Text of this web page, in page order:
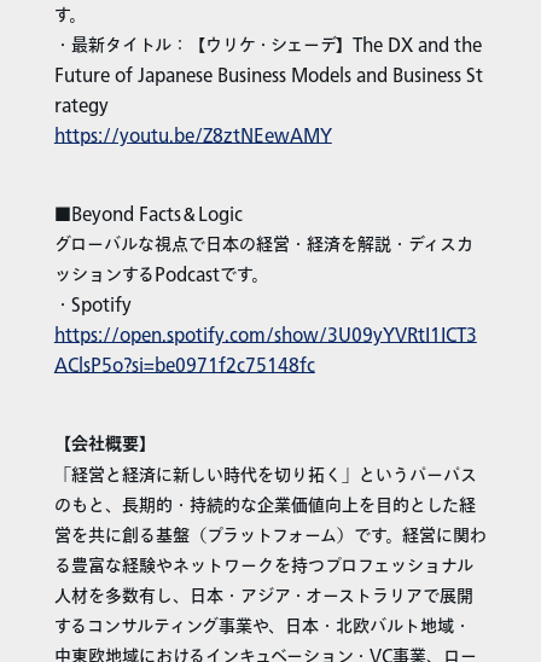
す。
・最新タイトル：【ウリケ・シェーデ】The DX and the
Future of Japanese Business Models and Business St
rategy
https://youtu.be/Z8ztNEewAMY
■Beyond Facts＆Logic
グローバルな視点で日本の経営・経済を解説・ディスカ
ッションするPodcastです。
・Spotify
https://open.spotify.com/show/3U09yYVRtI1ICT3
AClsP5o?si=be0971f2c75148fc
【会社概要】
「経営と経済に新しい時代を切り拓く」というパーパス
のもと、長期的・持続的な企業価値向上を目的とした経
営を共に創る基盤（プラットフォーム）です。経営に関わ
る豊富な経験やネットワークを持つプロフェッショナル
人材を多数有し、日本・アジア・オーストラリアで展開
するコンサルティング事業や、日本・北欧バルト地域・
中東欧地域におけるインキュベーション・VC事業、ロー